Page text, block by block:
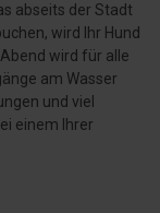
abseits der Stadt
wird Ihr Hund
wird für alle
am Wasser
und viel
einem Ihrer